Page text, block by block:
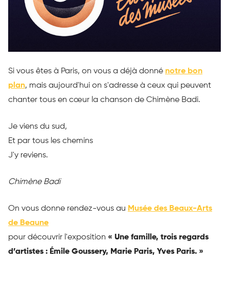
Si vous êtes à Paris, on vous a déjà donné notre bon
plan, mais aujourd'hui on s'adresse à ceux qui peuvent
chanter tous en cœur la chanson de Chimène Badi.
Je viens du sud,
Et par tous les chemins
J'y reviens.
Chimène Badi
On vous donne rendez-vous au Musée des Beaux-Arts
de Beaune
pour découvrir l'exposition « Une famille, trois regards
d’artistes : Émile Goussery, Marie Paris, Yves Paris. »